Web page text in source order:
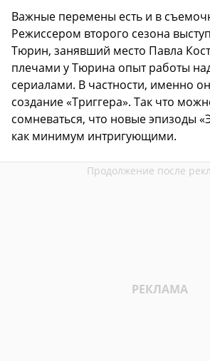
Важные перемены есть и в
Режиссером второго сезона
Тюрин, занявший место Павла
плечами у Тюрина опыт работы
сериалами. В частности, именно
создание «Триггера». Так что
сомневаться, что новые эпизоды
как минимум интригующими.